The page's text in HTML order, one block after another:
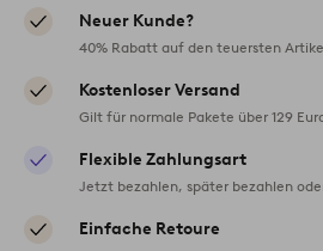
Neuer Kunde?
40% Rabatt auf den teuersten
Kostenloser Versand
Gilt für normale Pakete über 129
Flexible Zahlungsart
Jetzt bezahlen, später bezahlen
Einfache Retoure